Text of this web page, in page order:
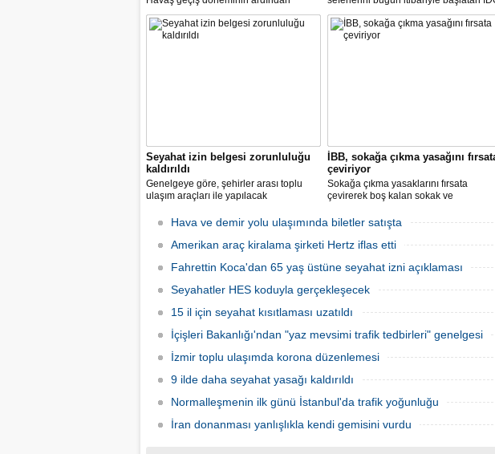
koronavirüse karşı tüm önlemleri alarak
tarifeli yolcu seferlerine hizmet vermeye
başladı.
2 haziran itibariyle de bünyesinde
seferlerini kademeli olarak başlatacak.
Seyahat izin belgesi zorunluluğu
kaldırıldı
Genelgeye göre, şehirler arası toplu
ulaşım araçları ile yapılacak
zorunluluğu yürürlükten kaldırıldı.
İBB, sokağa çıkma yasağını
çeviriyor
Sokağa çıkma yasaklarını fırsata
çevirerek boş kalan sokak ve
yakalayan İBB, bu hafta sonu, şimdiye
kadarki en yüksek sayıdaki personeliyle
iş başında olacak.
Hava ve demir yolu ulaşımında biletler satışta
Amerikan araç kiralama şirketi Hertz iflas etti
Fahrettin Koca'dan 65 yaş üstüne seyahat izni açıklaması
Seyahatler HES koduyla gerçekleşecek
15 il için seyahat kısıtlaması uzatıldı
İçişleri Bakanlığı'ndan "yaz mevsimi trafik tedbirleri" genelgesi
İzmir toplu ulaşımda korona düzenlemesi
9 ilde daha seyahat yasağı kaldırıldı
Normalleşmenin ilk günü İstanbul'da trafik yoğunluğu
İran donanması yanlışlıkla kendi gemisini vurdu